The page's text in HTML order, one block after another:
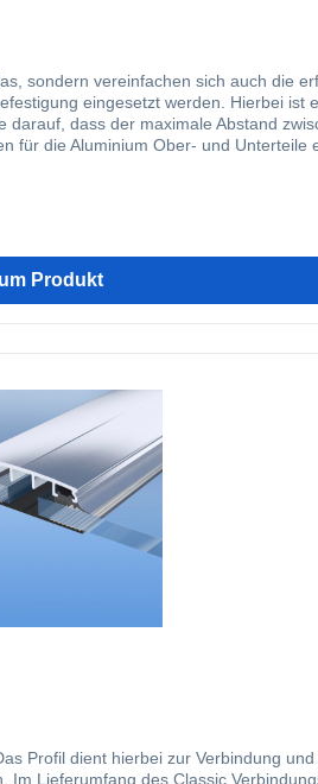
sondern vereinfachen sich auch die
eingesetzt werden. Hierbei
dass der maximale Abstand
die Aluminium Ober- und Unterteile
erhalten Sie von uns alternativ
vorgebohrt werden
so dass einer reibungslosen
Produkt
Profil dient hierbei zur Verbindung
Lieferumfang des Classic